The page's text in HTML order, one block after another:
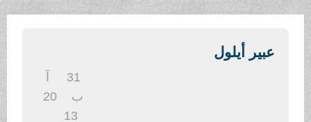
ث
عبير أيلول